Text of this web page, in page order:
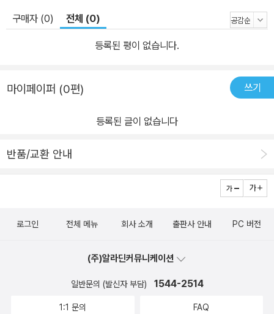
구매자 (0) 전체 (0)
등록된 평이 없습니다.
마이페이퍼 (0편) 쓰기
등록된 글이 없습니다
반품/교환 안내
로그인 전체 메뉴 회사 소개 출판사 안내 PC 버전
(주)알라딘커뮤니케이션
일반문의 (발신자 부담) 1544-2514
1:1 문의 FAQ